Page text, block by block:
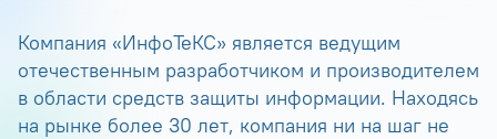
Компания «ИнфоТеКС» является ведущим
отечественным разработчиком и производителем
в области средств защиты информации. Находясь
на рынке более 30 лет, компания ни на шаг не